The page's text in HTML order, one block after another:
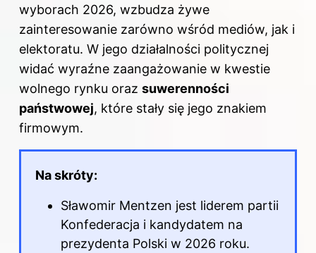
wyborach 2026, wzbudza żywe
zainteresowanie zarówno wśród mediów, jak i
elektoratu. W jego działalności politycznej
widać wyraźne zaangażowanie w kwestie
wolnego rynku oraz suwerenności
państwowej, które stały się jego znakiem
firmowym.
Na skróty:
Sławomir Mentzen jest liderem partii
Konfederacja i kandydatem na
prezydenta Polski w 2026 roku.